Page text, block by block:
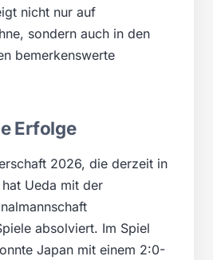
nicht nur auf
sondern auch in den
bemerkenswerte
Erfolge
2026, die derzeit in
Ueda mit der
absolviert. Im Spiel
Japan mit einem 2:0-